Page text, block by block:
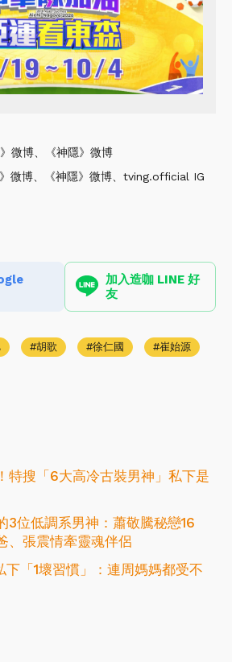
微博、《神隱》微博
微博、《神隱》微博、tving.official IG
加入造咖 LINE 好
友
胡歌 徐仁國 崔始源
特搜「6大高冷古裝男神」私下是
3位低調系男神：蕭敬騰秘戀16
、張震情牽靈魂伴侶
下「1壞習慣」：連周媽媽都受不